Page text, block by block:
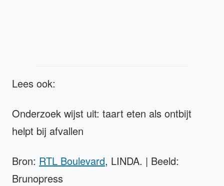
Lees ook:
Onderzoek wijst uit: taart eten als ontbijt
helpt bij afvallen
Bron: RTL Boulevard, LINDA. | Beeld:
Brunopress